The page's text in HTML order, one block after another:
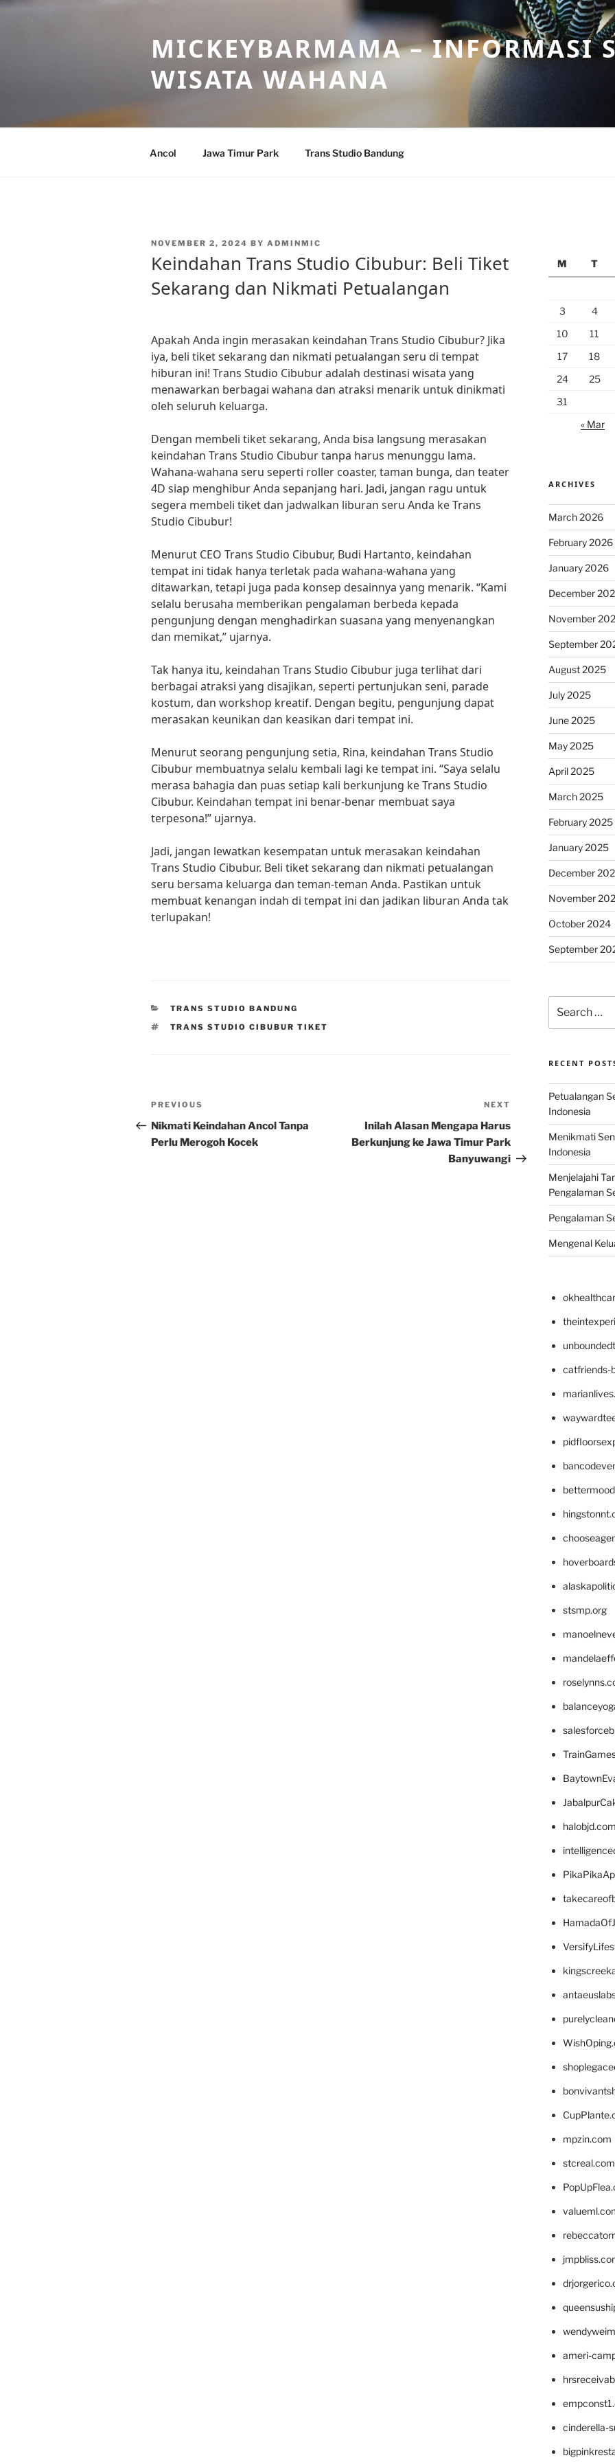
Skip
MICKEYBARMAMA – INFORMASI
WISATA WAHANA
Ancol Jawa Timur Park Trans Studio Bandung
POSTED
NOVEMBER 2, 2024 BY ADMINMIC
Keindahan Trans Studio Cibubur: Beli Tiket
Sekarang dan Nikmati Petualangan
Apakah Anda ingin merasakan keindahan Trans Studio Cibubur? Jika
iya, beli tiket sekarang dan nikmati petualangan seru di tempat
hiburan ini! Trans Studio Cibubur adalah destinasi wisata yang
menawarkan berbagai wahana dan atraksi menarik untuk dinikmati
oleh seluruh keluarga.
Dengan membeli tiket sekarang, Anda bisa langsung merasakan
keindahan Trans Studio Cibubur tanpa harus menunggu lama.
Wahana-wahana seru seperti roller coaster, taman bunga, dan teater
4D siap menghibur Anda sepanjang hari. Jadi, jangan ragu untuk
segera membeli tiket dan jadwalkan liburan seru Anda ke Trans
Studio Cibubur!
Menurut CEO Trans Studio Cibubur, Budi Hartanto, keindahan
tempat ini tidak hanya terletak pada wahana-wahana yang
ditawarkan, tetapi juga pada konsep desainnya yang menarik. “Kami
selalu berusaha memberikan pengalaman berbeda kepada
pengunjung dengan menghadirkan suasana yang menyenangkan
dan memikat,” ujarnya.
Tak hanya itu, keindahan Trans Studio Cibubur juga terlihat dari
berbagai atraksi yang disajikan, seperti pertunjukan seni, parade
kostum, dan workshop kreatif. Dengan begitu, pengunjung dapat
merasakan keunikan dan keasikan dari tempat ini.
Menurut seorang pengunjung setia, Rina, keindahan Trans Studio
Cibubur membuatnya selalu kembali lagi ke tempat ini. “Saya selalu
merasa bahagia dan puas setiap kali berkunjung ke Trans Studio
Cibubur. Keindahan tempat ini benar-benar membuat saya
terpesona!” ujarnya.
Jadi, jangan lewatkan kesempatan untuk merasakan keindahan
Trans Studio Cibubur. Beli tiket sekarang dan nikmati petualangan
seru bersama keluarga dan teman-teman Anda. Pastikan untuk
membuat kenangan indah di tempat ini dan jadikan liburan Anda tak
terlupakan!
CATEGORIES
TRANS STUDIO BANDUNG
TAGS
TRANS STUDIO CIBUBUR TIKET
Post
navigation
Previous
Post
PREVIOUS
Nikmati Keindahan Ancol Tanpa
Perlu Merogoh Kocek
Post
NEXT
Inilah Alasan Mengapa Harus
Berkunjung ke Jawa Timur Park
Banyuwangi
M
T
3
4
10
11
17
18
24
25
31
« Mar
ARCHIVES
March 2026
February 2026
January 2026
December
November
September
August 2025
July 2025
June 2025
May 2025
April 2025
March 2025
February 2025
January 2025
December
November
October 2024
September
for:
RECENT
Petualangan
Indonesia
Menikmati
Indonesia
Menjelajahi
Pengalaman
Pengalaman
Mengenal
catfriends-
stsmp.org
halobjd.com
mpzin.com
stcreal.com
ameri-
cinderella-